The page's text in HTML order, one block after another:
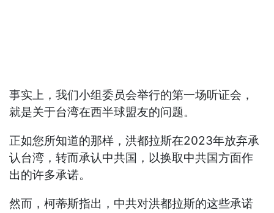
事实上，我们小组委员会举行的第一场听证会，
就是关于台湾在西半球盟友的问题。
正如您所知道的那样，洪都拉斯在2023年放弃承
认台湾，转而承认中共国，以换取中共国方面作
出的许多承诺。
然而，柯蒂斯指出，中共对洪都拉斯的这些承诺